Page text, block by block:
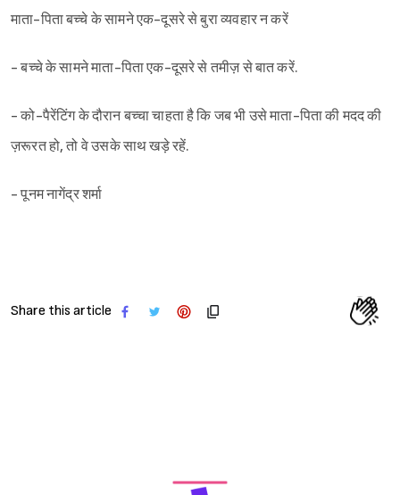
माता-पिता बच्चे के सामने एक-दूसरे से बुरा व्यवहार न करें
- बच्चे के सामने माता-पिता एक-दूसरे से तमीज़ से बात करें.
- को-पैरेंटिंग के दौरान बच्चा चाहता है कि जब भी उसे माता-पिता की मदद की
ज़रूरत हो, तो वे उसके साथ खड़े रहें.
- पूनम नागेंद्र शर्मा
Share this article